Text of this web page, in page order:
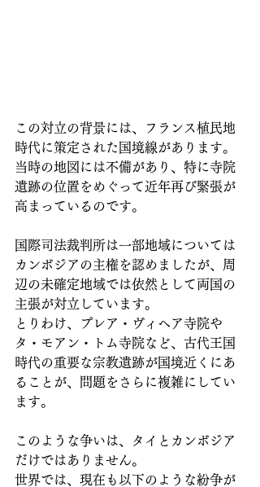
この対立の背景には、フランス植民地
時代に策定された国境線があります。
当時の地図には不備があり、特に寺院
遺跡の位置をめぐって近年再び緊張が
高まっているのです。
国際司法裁判所は一部地域については
カンボジアの主権を認めましたが、周
辺の未確定地域では依然として両国の
主張が対立しています。
とりわけ、プレア・ヴィヘア寺院や
タ・モアン・トム寺院など、古代王国
時代の重要な宗教遺跡が国境近くにあ
ることが、問題をさらに複雑にしてい
ます。
このような争いは、タイとカンボジア
だけではありません。
世界では、現在も以下のような紛争が